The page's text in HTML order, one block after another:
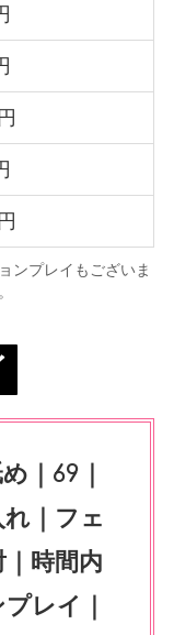
ンプレイもございま
｜69｜
｜フェ
時間内
レイ｜